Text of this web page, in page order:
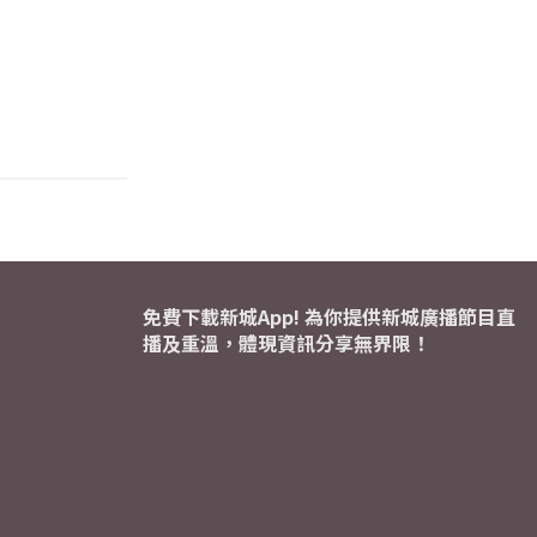
免費下載新城App! 為你提供新城廣播節目直
播及重溫，體現資訊分享無界限！